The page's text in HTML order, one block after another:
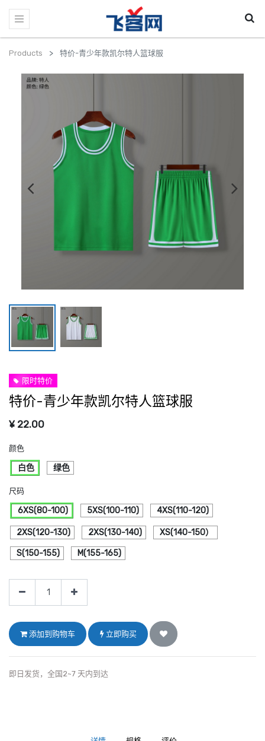
Products 特价-青少年款凯尔特人篮球服
限时特价
特价-青少年款凯尔特人篮球服
¥ 22.00
颜色
白色 绿色
尺码
6XS(80-100) 5XS(100-110) 4XS(110-120)
2XS(120-130) 2XS(130-140) XS(140-150）
S(150-155) M(155-165)
添加到购物车 立即购买
即日发货，全国2~7 天内到达